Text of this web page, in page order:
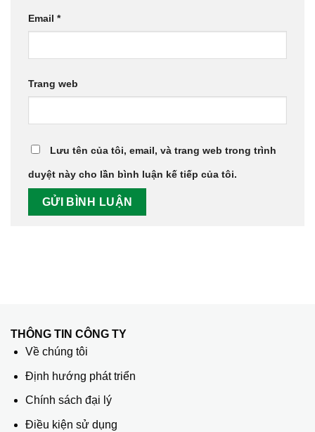
Email *
Trang web
Lưu tên của tôi, email, và trang web trong trình
duyệt này cho lần bình luận kế tiếp của tôi.
THÔNG TIN CÔNG TY
Về chúng tôi
Định hướng phát triển
Chính sách đại lý
Điều kiện sử dụng